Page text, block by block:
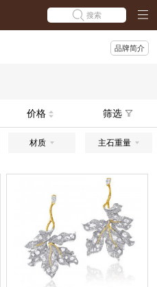
搜索
品牌简介
价格 筛选
材质 主石重量